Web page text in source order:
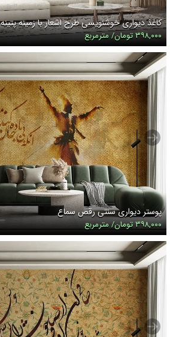
کاغذ دیواری خوشنویسی طرح اشعار با زمینه پتینه
۳۹۸,۰۰۰ تومان/ مترمربع
پوستر دیواری سنتی رقص سماع
۳۹۸,۰۰۰ تومان/ مترمربع